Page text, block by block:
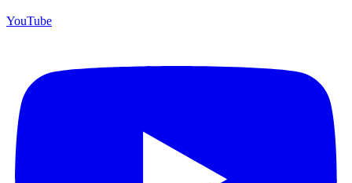
YouTube